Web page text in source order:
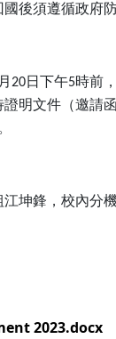
後須遵循政府
20日下午5時前
明文件（邀請
坤鋒，校內分機
2023.docx